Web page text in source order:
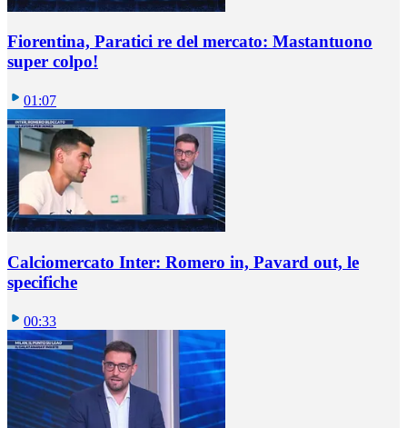
Fiorentina, Paratici re del mercato: Mastantuono
super colpo!
01:07
Calciomercato Inter: Romero in, Pavard out, le
specifiche
00:33